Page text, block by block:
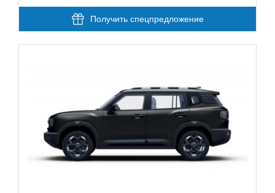
Получить спецпредложение